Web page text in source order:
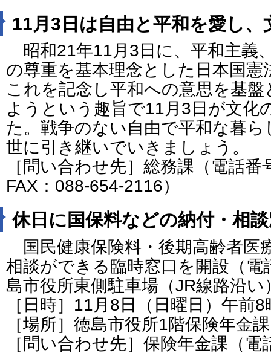
11月3日は自由と平和を愛し
昭和21年11月3日に、平和主義
の尊重を基本理念とした日本国
これを記念し平和への意思を基
ようという趣旨で11月3日が文化
た。戦争のない自由で平和な暮
世に引き継いでいきましょう。
［問い合わせ先］総務課（電話
FAX：088-654-2116）
休日に国保料などの納付・相
国民健康保険料・後期高齢者医
相談ができる臨時窓口を開設（電
島市役所東側駐車場（JR線路沿い
［日時］11月8日（日曜日）午前
［場所］徳島市役所1階保険年金課
［問い合わせ先］保険年金課（